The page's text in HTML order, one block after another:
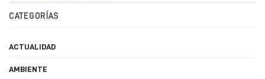
CATEGORÍAS
ACTUALIDAD
AMBIENTE